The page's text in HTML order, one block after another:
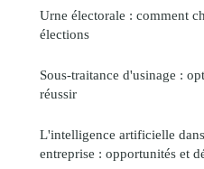
Urne électorale : comment
élections
Sous-traitance d'usinage :
réussir
L'intelligence artificielle
entreprise : opportunités et